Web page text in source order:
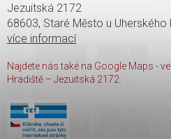
Jezuitská 2172
68603, Staré Město u Uherského
více informací
Najdete nás také na Google Maps -
Hradiště – Jezuitská 2172.